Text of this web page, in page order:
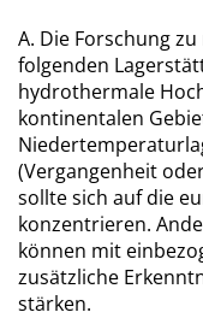
A. Die Forschung
folgenden
hydrothermale
kontinentalen
(Vergangenheit
sollte sich auf die
konzentrieren.
können mit
zusätzliche
stärken.